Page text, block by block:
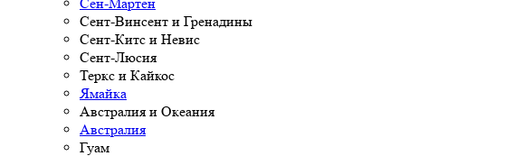
Сент-Винсент и Гренадины
Сент-Китс и Невис
Сент-Люсия
Теркс и Кайкос
Ямайка
Австралия и Океания
Австралия
Гуам